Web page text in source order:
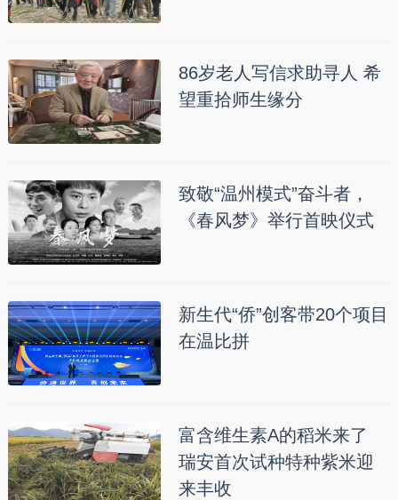
86岁老人写信求助寻人 希
望重拾师生缘分
致敬“温州模式”奋斗者，
《春风梦》举行首映仪式
新生代“侨”创客带20个项目
在温比拼
富含维生素A的稻米来了
瑞安首次试种特种紫米迎
来丰收